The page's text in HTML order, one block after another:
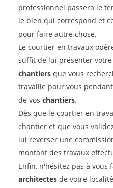
professionnel passera le
le bien qui correspond et
pour faire autre chose.
Le courtier en travaux
suffit de lui présenter
chantiers que vous
travaille pour vous
de vos chantiers.
Dès que le courtier en
chantier et que vous
lui reverser une
montant des travaux
Enfin, n'hésitez pas à vous
architectes de votre